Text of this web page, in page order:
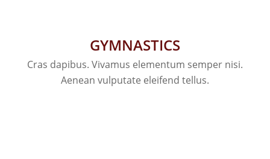
GYMNASTICS
Cras dapibus. Vivamus elementum semper nisi.
Aenean vulputate eleifend tellus.